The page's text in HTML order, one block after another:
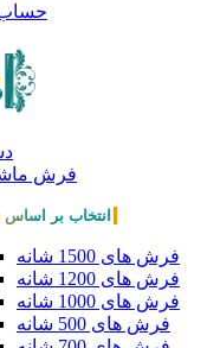
حساب
فرش
انتخاب بر اساس
فرش های 1500 شانه
فرش های 1200 شانه
فرش های 1000 شانه
فرش های 500 شانه